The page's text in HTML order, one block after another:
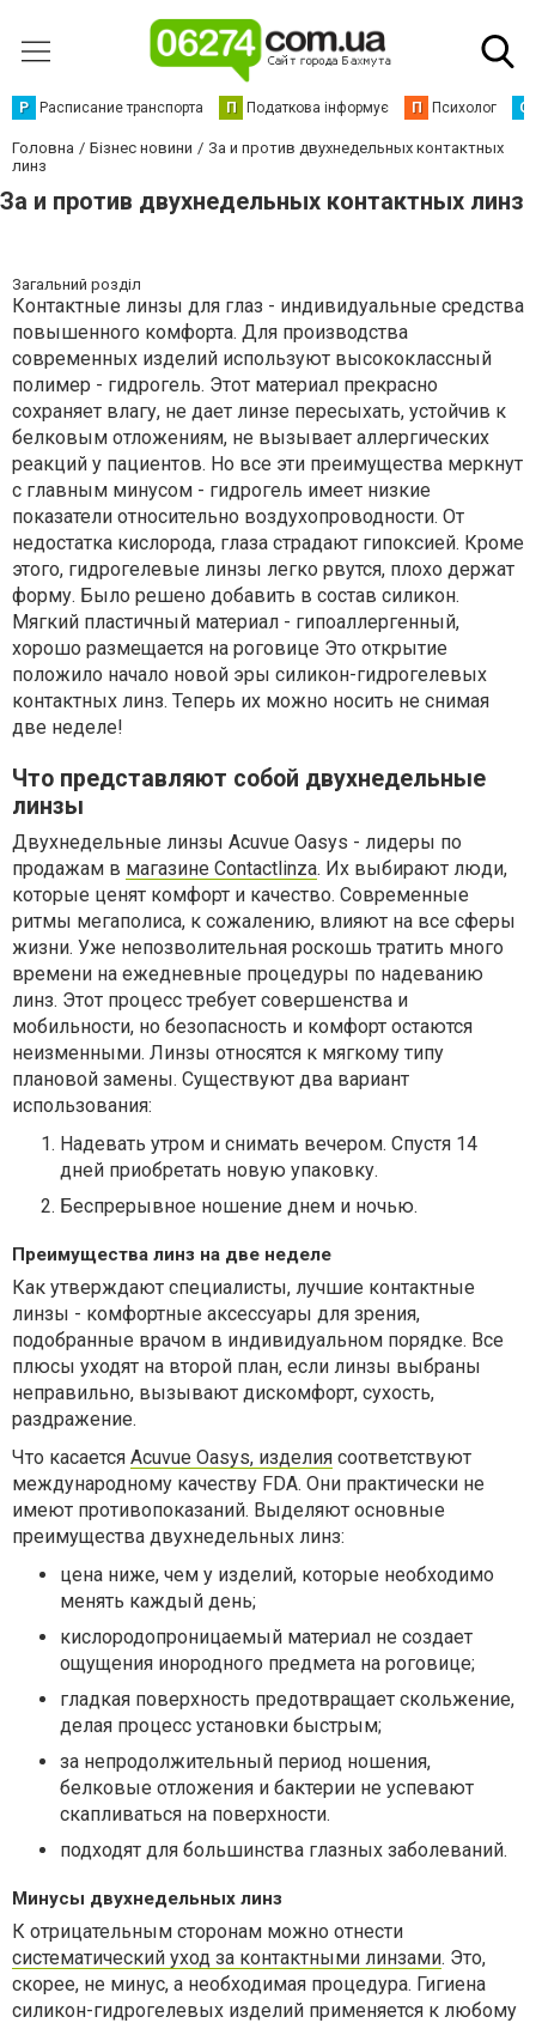
Р Расписание транспорта П Податкова інформує П Психолог С
Головна Бізнес новини
За и против двухнедельных контактных
линз
За и против двухнедельных контактных линз
Загальний розділ
Контактные линзы для глаз - индивидуальные средства
повышенного комфорта. Для производства
современных изделий используют высококлассный
полимер - гидрогель. Этот материал прекрасно
сохраняет влагу, не дает линзе пересыхать, устойчив к
белковым отложениям, не вызывает аллергических
реакций у пациентов. Но все эти преимущества меркнут
с главным минусом - гидрогель имеет низкие
показатели относительно воздухопроводности. От
недостатка кислорода, глаза страдают гипоксией. Кроме
этого, гидрогелевые линзы легко рвутся, плохо держат
форму. Было решено добавить в состав силикон.
Мягкий пластичный материал - гипоаллергенный,
хорошо размещается на роговице Это открытие
положило начало новой эры силикон-гидрогелевых
контактных линз. Теперь их можно носить не снимая
две неделе!
Что представляют собой двухнедельные
линзы
Двухнедельные линзы Acuvue Oasys - лидеры по
продажам в магазине Contactlinza. Их выбирают люди,
которые ценят комфорт и качество. Современные
ритмы мегаполиса, к сожалению, влияют на все сферы
жизни. Уже непозволительная роскошь тратить много
времени на ежедневные процедуры по надеванию
линз. Этот процесс требует совершенства и
мобильности, но безопасность и комфорт остаются
неизменными. Линзы относятся к мягкому типу
плановой замены. Существуют два вариант
использования:
Надевать утром и снимать вечером. Спустя 14
дней приобретать новую упаковку.
Беспрерывное ношение днем и ночью.
Преимущества линз на две неделе
Как утверждают специалисты, лучшие контактные
линзы - комфортные аксессуары для зрения,
подобранные врачом в индивидуальном порядке. Все
плюсы уходят на второй план, если линзы выбраны
неправильно, вызывают дискомфорт, сухость,
раздражение.
Что касается Acuvue Oasys, изделия соответствуют
международному качеству FDA. Они практически не
имеют противопоказаний. Выделяют основные
преимущества двухнедельных линз:
цена ниже, чем у изделий, которые необходимо
менять каждый день;
кислородопроницаемый материал не создает
ощущения инородного предмета на роговице;
гладкая поверхность предотвращает скольжение,
делая процесс установки быстрым;
за непродолжительный период ношения,
белковые отложения и бактерии не успевают
скапливаться на поверхности.
подходят для большинства глазных заболеваний.
Минусы двухнедельных линз
К отрицательным сторонам можно отнести
систематический уход за контактными линзами. Это,
скорее, не минус, а необходимая процедура. Гигиена
силикон-гидрогелевых изделий применяется к любому